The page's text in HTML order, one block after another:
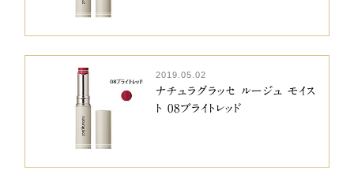
2019.05.02
ナチュラグラッセ ルージュ モイス
ト 08ブライトレッド